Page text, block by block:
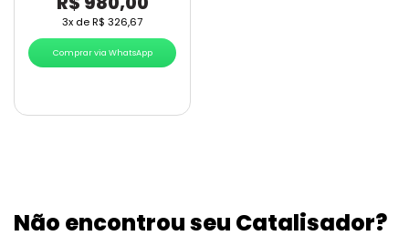
3x deR$ 326,67
Comprar via WhatsApp
Não encontrou seu Catalisador?